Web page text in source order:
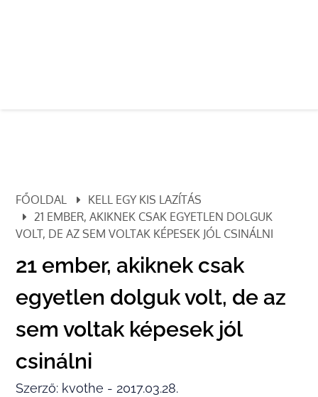
FŐOLDAL
KELL EGY KIS LAZÍTÁS
21 EMBER, AKIKNEK CSAK EGYETLEN DOLGUK
VOLT, DE AZ SEM VOLTAK KÉPESEK JÓL CSINÁLNI
21 ember, akiknek csak
egyetlen dolguk volt, de az
sem voltak képesek jól
csinálni
Szerző: kvothe - 2017.03.28.